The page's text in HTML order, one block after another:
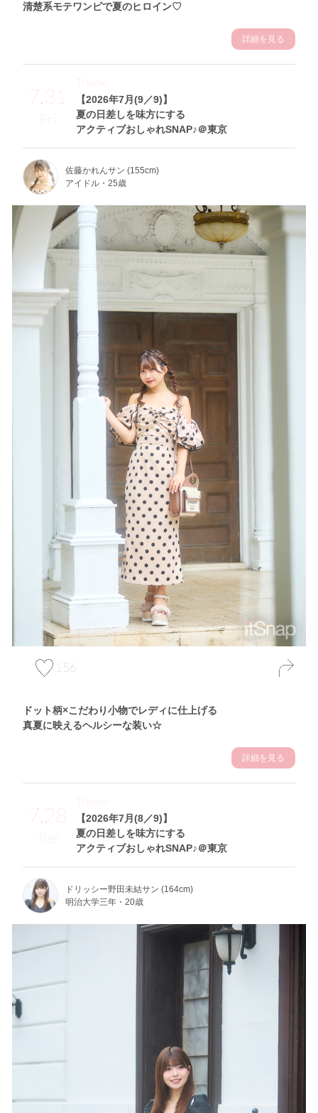
清楚系モテワンピで夏のヒロイン♡
詳細を見る
7.31
Fri
【2026年7月(9／9)】
夏の日差しを味方にする
アクティブおしゃれSNAP♪＠東京
Theme
佐藤かれんサン (155cm)
アイドル・25歳
156
ドット柄×こだわり小物でレディに仕上げる
真夏に映えるヘルシーな装い☆
詳細を見る
7.28
Tue
【2026年7月(8／9)】
夏の日差しを味方にする
アクティブおしゃれSNAP♪＠東京
Theme
ドリッシー野田未結サン (164cm)
明治大学三年・20歳